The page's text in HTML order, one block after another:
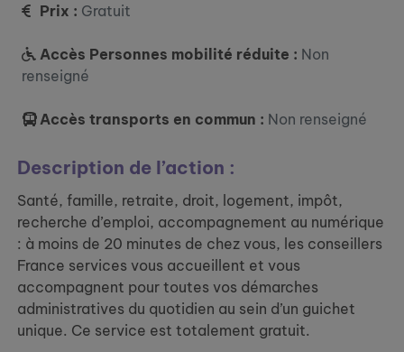
Prix : Gratuit
Accès Personnes mobilité réduite : Non
renseigné
Accès transports en commun : Non renseigné
Description de l’action :
Santé, famille, retraite, droit, logement, impôt,
recherche d’emploi, accompagnement au numérique
: à moins de 20 minutes de chez vous, les conseillers
France services vous accueillent et vous
accompagnent pour toutes vos démarches
administratives du quotidien au sein d’un guichet
unique. Ce service est totalement gratuit.